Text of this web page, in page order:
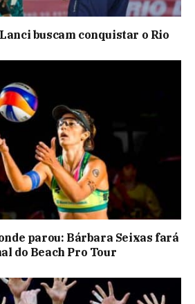
buscam conquistar o Rio
parou: Bárbara Seixas fará
do Beach Pro Tour